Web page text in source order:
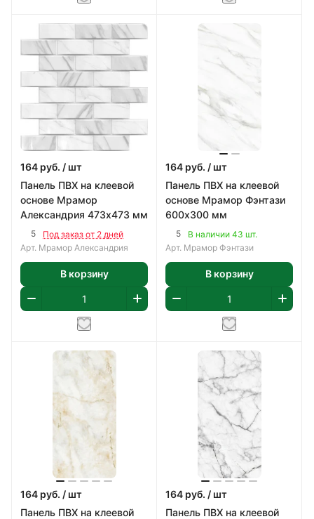
164 руб. / шт
Панель ПВХ на клеевой
основе Мрамор
Александрия 473х473 мм
5
Под заказ от 2 дней
Арт. Мрамор Александрия
В корзину
164 руб. / шт
Панель ПВХ на клеевой
основе Мрамор Фэнтази
600х300 мм
5
В наличии 43 шт.
Арт. Мрамор Фэнтази
В корзину
164 руб. / шт
Панель ПВХ на клеевой
164 руб. / шт
Панель ПВХ на клеевой